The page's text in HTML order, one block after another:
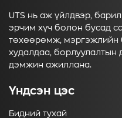
UTS нь аж үйлдвэр,
эрчим хүч болон бусад
төхөөрөмж, мэргэжлийн
худалдаа, борлуулалтын
дэмжин ажиллана.
Үндсэн цэс
Бидний тухай